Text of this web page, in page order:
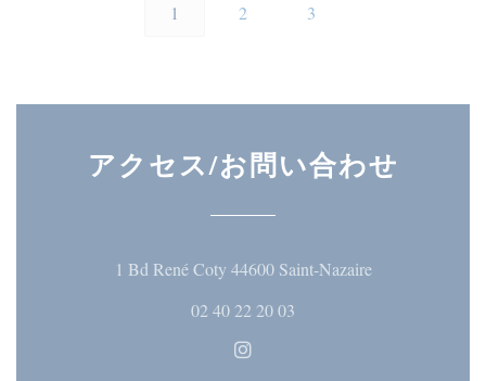
1 2 3
アクセス/お問い合わせ
1 Bd René Coty 44600 Saint-Nazaire((新しいウィ
02 40 22 20 03
Instagram ((新しいウィンド